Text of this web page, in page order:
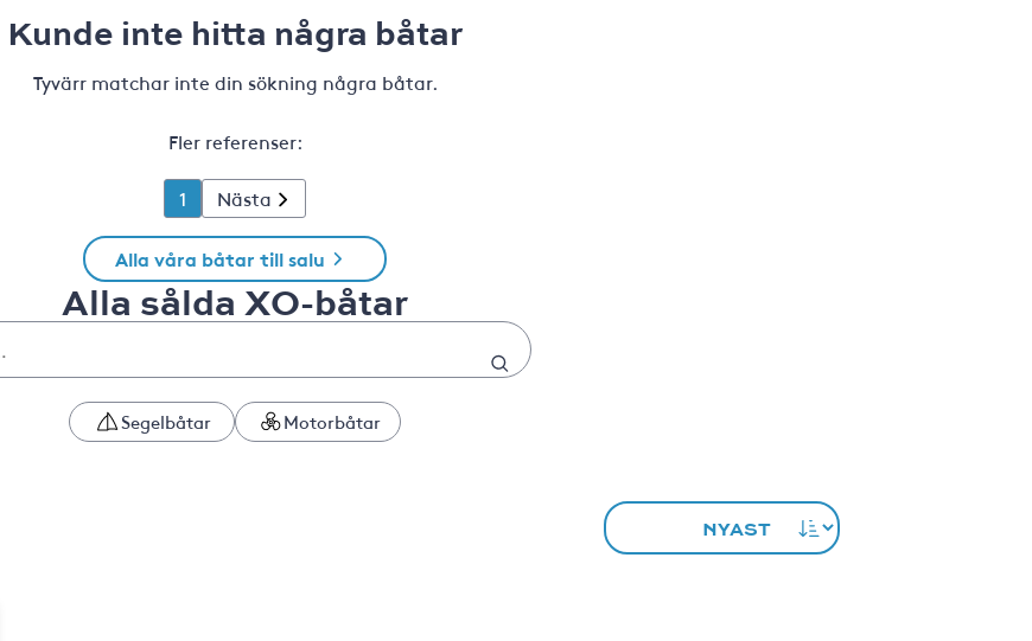
Kunde inte hitta några båtar
Tyvärr matchar inte din sökning några båtar.
Fler referenser:
1 Nästa
Alla våra båtar till salu
Alla sålda XO-båtar
Segelbåtar Motorbåtar